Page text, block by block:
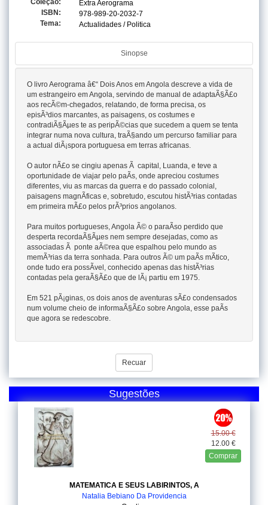
Coleção:
Extra Aerograma
ISBN:
978-989-20-2032-7
Tema:
Actualidades / Politica
Sinopse
O livro Aerograma â€“ Dois Anos em Angola descreve a vida de
um estrangeiro em Angola, servindo de manual de adaptaÃ§Ã£o
aos recÃ©m-chegados, relatando, de forma precisa, os
episÃ³dios marcantes, as paisagens, os costumes e
contradiÃ§Ãµes te as peripÃ©cias que sucedem a quem se tenta
integrar numa nova cultura, traÃ§ando um percurso familiar para
a actual diÃ¡spora portuguesa em terras africanas.
O autor nÃ£o se cingiu apenas Ã capital, Luanda, e teve a
oportunidade de viajar pelo paÃ­s, onde apreciou costumes
diferentes, viu as marcas da guerra e do passado colonial,
paisagens magnÃ­ficas e, sobretudo, escutou histÃ³rias contadas
em primeira mÃ£o pelos prÃ³prios angolanos.
Para muitos portugueses, Angola Ã© o paraÃ­so perdido que
desperta recordaÃ§Ãµes nem sempre desejadas, como as
associadas Ã ponte aÃ©rea que espalhou pelo mundo as
memÃ³rias da terra sonhada. Para outros Ã© um paÃ­s mÃ­tico,
onde tudo era possÃ­vel, conhecido apenas das histÃ³rias
contadas pela geraÃ§Ã£o que de lÃ¡ partiu em 1975.
Em 521 pÃ¡ginas, os dois anos de aventuras sÃ£o condensados
num volume cheio de informaÃ§Ã£o sobre Angola, esse paÃ­s
que agora se redescobre.
Recuar
Sugestões
15.00 €
12.00 €
Comprar
MATEMATICA E SEUS LABIRINTOS, A
Natalia Bebiano Da Providencia